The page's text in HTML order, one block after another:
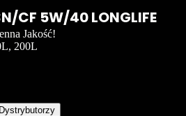
CF 5W/40 LONGLIFE
Jakość!
200L
Dystrybutorzy